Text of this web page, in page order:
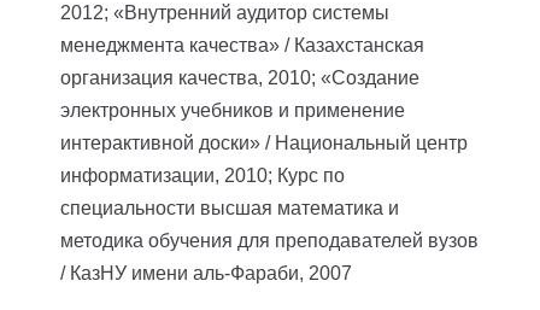
2012; «Внутренний аудитор системы
менеджмента качества» / Казахстанская
организация качества, 2010; «Создание
электронных учебников и применение
интерактивной доски» / Национальный центр
информатизации, 2010; Курс по
специальности высшая математика и
методика обучения для преподавателей вузов
/ КазНУ имени аль-Фараби, 2007